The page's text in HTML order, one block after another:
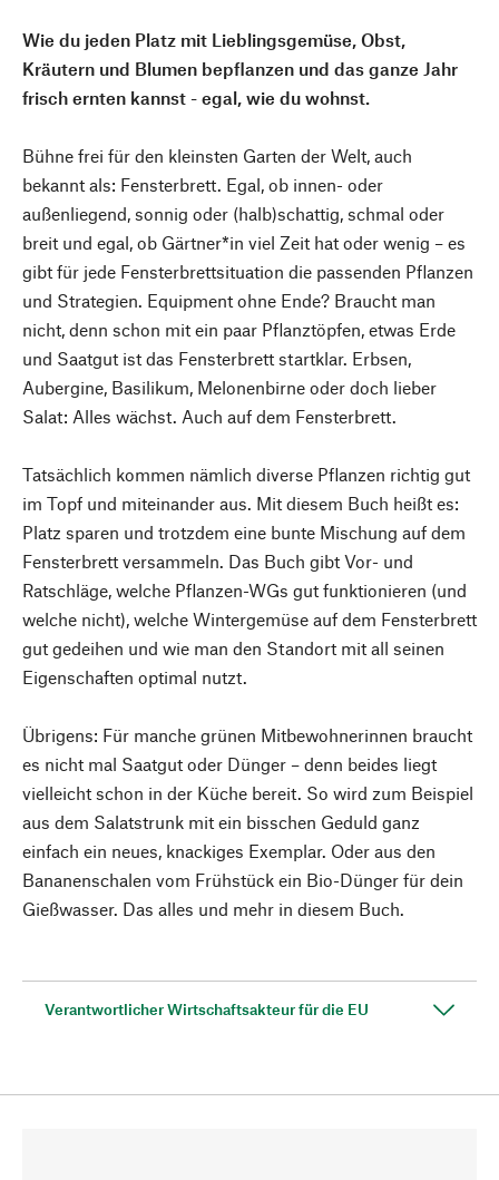
Wie du jeden Platz mit Lieblingsgemüse, Obst,
Kräutern und Blumen bepflanzen und das ganze Jahr
frisch ernten kannst - egal, wie du wohnst.
Bühne frei für den kleinsten Garten der Welt, auch
bekannt als: Fensterbrett. Egal, ob innen- oder
außenliegend, sonnig oder (halb)schattig, schmal oder
breit und egal, ob Gärtner*in viel Zeit hat oder wenig – es
gibt für jede Fensterbrettsituation die passenden Pflanzen
und Strategien. Equipment ohne Ende? Braucht man
nicht, denn schon mit ein paar Pflanztöpfen, etwas Erde
und Saatgut ist das Fensterbrett startklar. Erbsen,
Aubergine, Basilikum, Melonenbirne oder doch lieber
Salat: Alles wächst. Auch auf dem Fensterbrett.
Tatsächlich kommen nämlich diverse Pflanzen richtig gut
im Topf und miteinander aus. Mit diesem Buch heißt es:
Platz sparen und trotzdem eine bunte Mischung auf dem
Fensterbrett versammeln. Das Buch gibt Vor- und
Ratschläge, welche Pflanzen-WGs gut funktionieren (und
welche nicht), welche Wintergemüse auf dem Fensterbrett
gut gedeihen und wie man den Standort mit all seinen
Eigenschaften optimal nutzt.
Übrigens: Für manche grünen Mitbewohnerinnen braucht
es nicht mal Saatgut oder Dünger – denn beides liegt
vielleicht schon in der Küche bereit. So wird zum Beispiel
aus dem Salatstrunk mit ein bisschen Geduld ganz
einfach ein neues, knackiges Exemplar. Oder aus den
Bananenschalen vom Frühstück ein Bio-Dünger für dein
Gießwasser. Das alles und mehr in diesem Buch.
Verantwortlicher Wirtschaftsakteur für die EU